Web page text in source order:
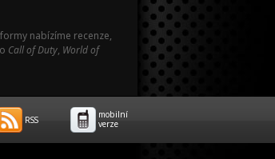
nabízíme recenze,
Call of Duty, World of
RSS
mobilní
verze